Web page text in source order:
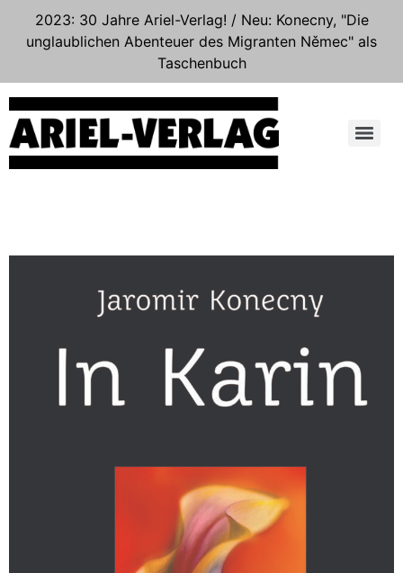
2023: 30 Jahre Ariel-Verlag! / Neu: Konecny, "Die
unglaublichen Abenteuer des Migranten Němec" als
Taschenbuch